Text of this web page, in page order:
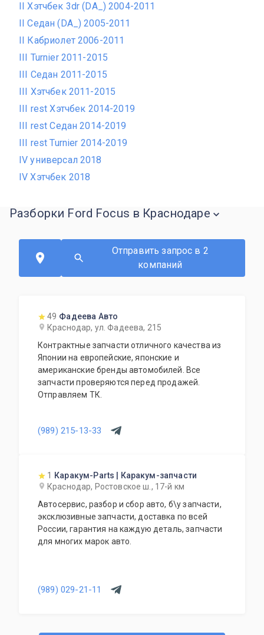
II Хэтчбек 3dr (DA_) 2004-2011
II Седан (DA_) 2005-2011
II Кабриолет 2006-2011
III Turnier 2011-2015
III Седан 2011-2015
III Хэтчбек 2011-2015
III rest Хэтчбек 2014-2019
III rest Седан 2014-2019
III rest Turnier 2014-2019
IV универсал 2018
IV Хэтчбек 2018
Разборки Ford Focus в Краснодаре
Отправить запрос в 2
компаний
49 Фадеева Авто
Краснодар, ул. Фадеева, 215
Контрактные запчасти отличного качества из
Японии на европейские, японские и
американские бренды автомобилей. Все
запчасти проверяются перед продажей.
Отправляем ТК.
(989) 215-13-33
1
Каракум-Parts | Каракум-запчасти
Краснодар, Ростовское ш., 17-й км
Автосервис, разбор и сбор авто, б\у запчасти,
эксклюзивные запчасти, доставка по всей
России, гарантия на каждую деталь, запчасти
для многих марок авто.
(989) 029-21-11